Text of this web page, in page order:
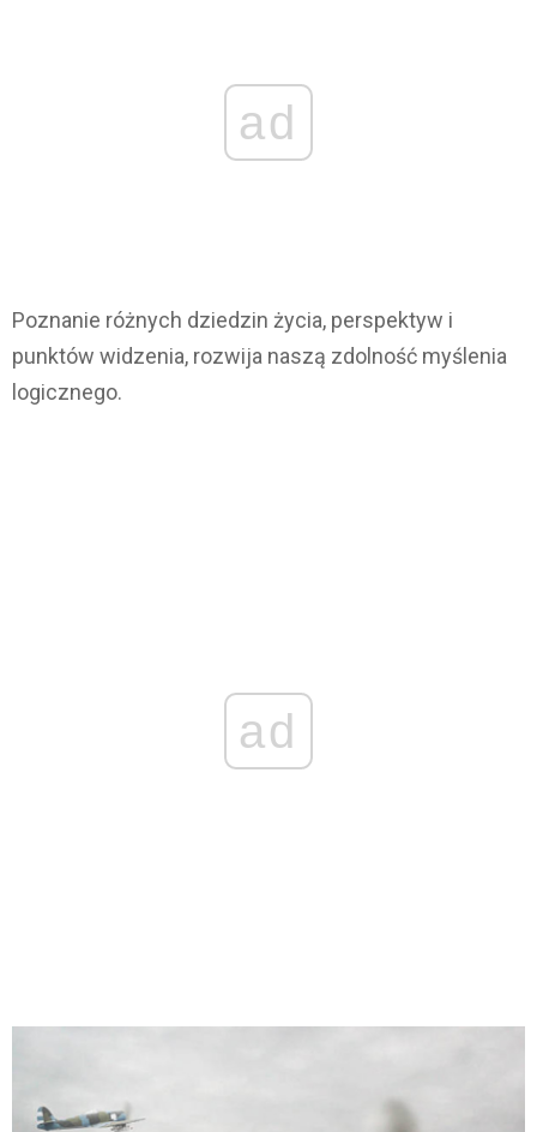
ad
Poznanie różnych dziedzin życia, perspektyw i
punktów widzenia, rozwija naszą zdolność myślenia
logicznego.
ad